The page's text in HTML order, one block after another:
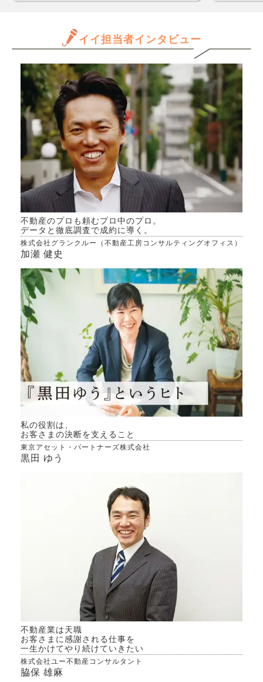
だけ
ます
きる
か、
専門
たりするものなのでしょう
を引
ます
いた
だと
イイ担当者インタビュー
不動産のプロも頼むプロ中のプロ。
データと徹底調査で成約に導く。
株式会社グランクルー（不動産工房コンサルティングオフィス）
加瀬 健史
私の役割は、
お客さまの決断を支えること
東京アセット・パートナーズ株式会社
黒田 ゆう
不動産業は天職
お客さまに感謝される仕事を
一生かけてやり続けていきたい
株式会社ユー不動産コンサルタント
脇保 雄麻